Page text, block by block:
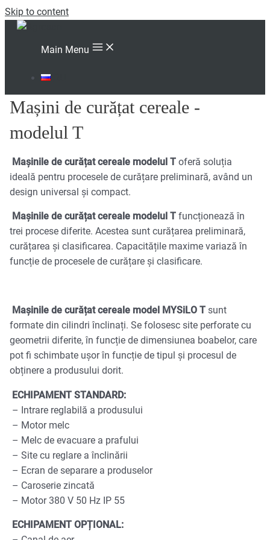
Skip to content
Main Menu
Mașini de curățat cereale -
modelul T
Mașinile de curățat cereale modelul T oferă soluția
ideală pentru procesele de curățare preliminară, având un
design universal și compact.
Mașinile de curățat cereale modelul T funcționează în
trei procese diferite. Acestea sunt curățarea preliminară,
curățarea și clasificarea. Capacitățile maxime variază în
funcție de procesele de curățare și clasificare.
Mașinile de curățat cereale model MYSiLO T sunt
formate din cilindri înclinați. Se folosesc site perforate cu
geometrii diferite, în funcție de dimensiunea boabelor, care
pot fi schimbate ușor în funcție de tipul și procesul de
obținere a produsului dorit.
ECHIPAMENT STANDARD:
– Intrare reglabilă a produsului
– Motor melc
– Melc de evacuare a prafului
– Site cu reglare a înclinării
– Ecran de separare a produselor
– Caroserie zincată
– Motor 380 V 50 Hz IP 55
ECHIPAMENT OPȚIONAL: